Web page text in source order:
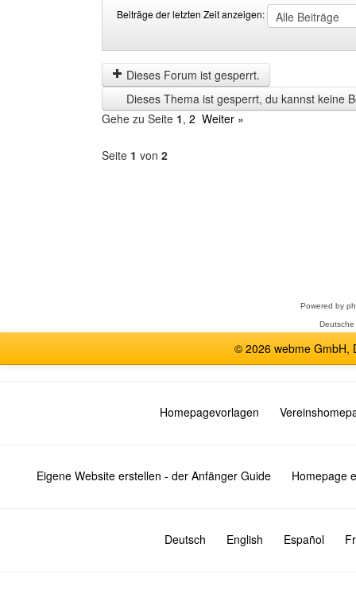
Beiträge der letzten Zeit anzeigen:
der
letzten
Zeit
anzeigen
by
Dieses Forum ist gesperrt.
Dieses Thema ist gesperrt, du kannst keine
Gehe zu Seite 1, 2 Weiter »
Seite 1 von 2
Powered by
© 2026 webme GmbH,
Homepagevorlagen
Eigene Website erstellen - der Anfänger Guide Homepage
Deutsch English Español